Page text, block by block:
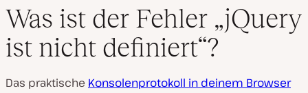
Was ist der Fehler „jQuery
ist nicht definiert“?
Das praktische Konsolenprotokoll in deinem Browser